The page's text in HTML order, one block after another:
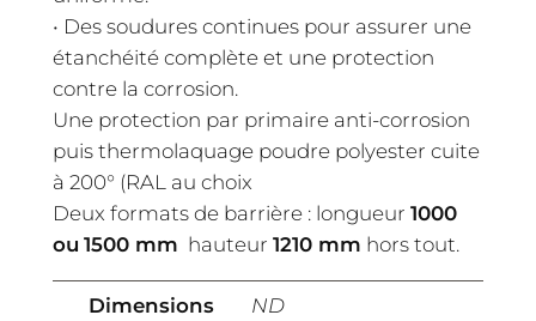
• Des soudures continues pour assurer une
étanchéité complète et une protection
contre la corrosion.
Une protection par primaire anti-corrosion
puis thermolaquage poudre polyester cuite
à 200° (RAL au choix
Deux formats de barrière : longueur 1000
ou 1500 mm hauteur 1210 mm hors tout.
Dimensions ND